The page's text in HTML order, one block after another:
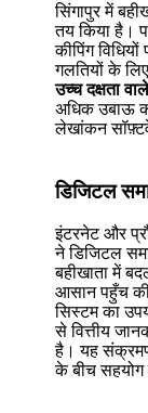
सिंगापुर में
तय किया है।
कीपिंग
गलतियों के
उच्च दक्षता
अधिक उबाऊ
लेखांकन
डिजिटल
इंटरनेट और
ने डिजिटल
बहीखाता में
आसान पहुँच
सिस्टम का
से वित्तीय
है। यह संक्रमण
के बीच सहयोग